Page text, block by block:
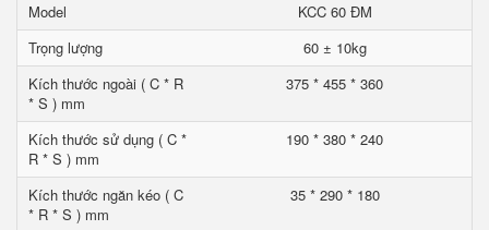
Model
KCC 60 ĐM
Trọng lượng
60 ± 10kg
Kích thước ngoài ( C * R
* S ) mm
375 * 455 * 360
Kích thước sử dụng ( C *
R * S ) mm
190 * 380 * 240
Kích thước ngăn kéo ( C
* R * S ) mm
35 * 290 * 180